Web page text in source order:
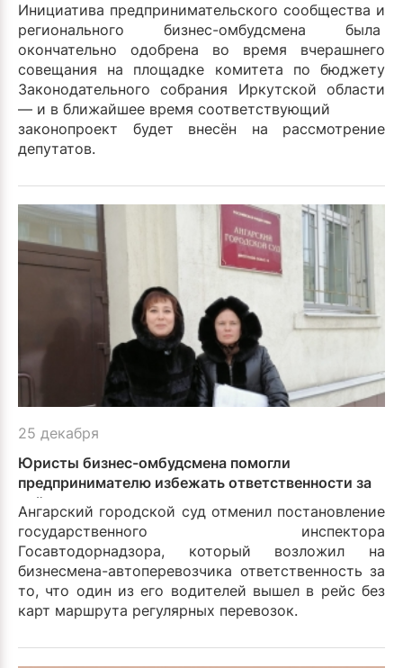
Инициатива предпринимательского сообщества и
регионального бизнес-омбудсмена была
окончательно одобрена во время вчерашнего
совещания на площадке комитета по бюджету
Законодательного собрания Иркутской области
— и в ближайшее время соответствующий
законопроект будет внесён на рассмотрение
депутатов.
25 декабря
Юристы бизнес-омбудсмена помогли
предпринимателю избежать ответственности за
действия его подчиненных
Ангарский городской суд отменил постановление
государственного инспектора
Госавтодорнадзора, который возложил на
бизнесмена-автоперевозчика ответственность за
то, что один из его водителей вышел в рейс без
карт маршрута регулярных перевозок.